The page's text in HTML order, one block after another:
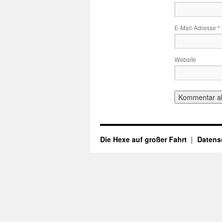
E-Mail-Adresse *
Website
Die Hexe auf großer Fahrt